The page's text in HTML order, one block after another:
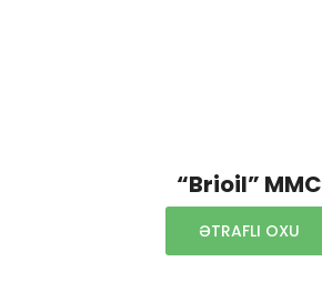
“Brioil” MMC
ƏTRAFLI OXU